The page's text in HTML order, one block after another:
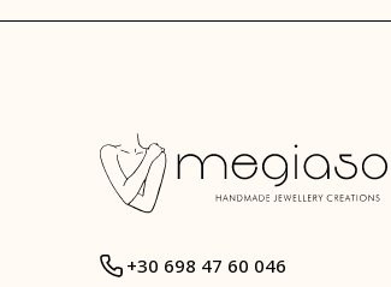
+30 698 47 60 046